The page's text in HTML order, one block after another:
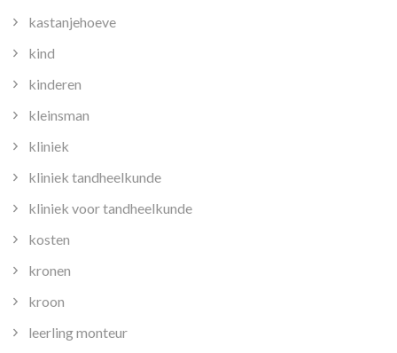
kastanjehoeve
kind
kinderen
kleinsman
kliniek
kliniek tandheelkunde
kliniek voor tandheelkunde
kosten
kronen
kroon
leerling monteur